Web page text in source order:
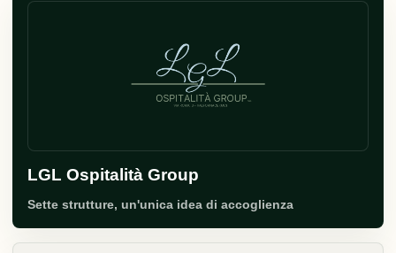
LGL Ospitalità Group
Sette strutture, un'unica idea di accoglienza